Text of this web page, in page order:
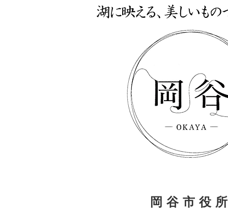
岡谷市役